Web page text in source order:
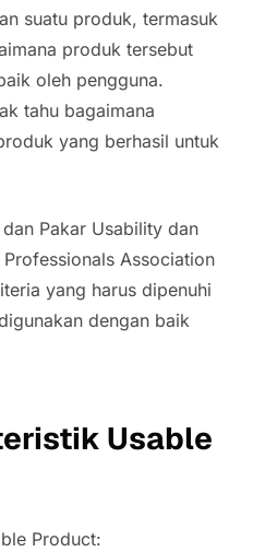
suatu produk, termasuk
produk tersebut
oleh pengguna.
tahu bagaimana
yang berhasil untuk
Pakar Usability dan
Association
yang harus dipenuhi
dengan baik
Usable
Product: